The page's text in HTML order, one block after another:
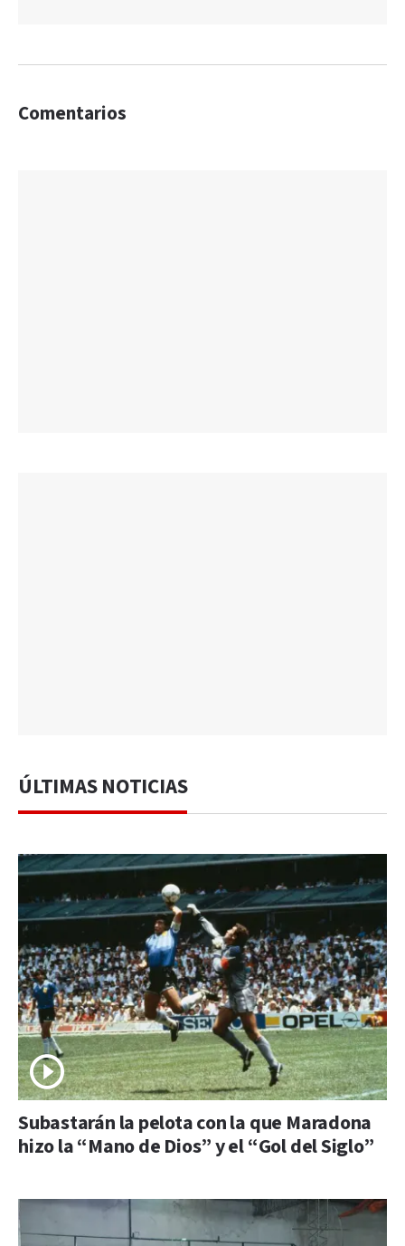
Comentarios
ÚLTIMAS NOTICIAS
Subastarán la pelota con la que Maradona
hizo la “Mano de Dios” y el “Gol del Siglo”